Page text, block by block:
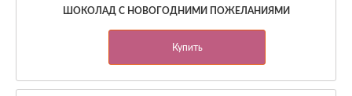
ШОКОЛАД С НОВОГОДНИМИ ПОЖЕЛАНИЯМИ
Купить